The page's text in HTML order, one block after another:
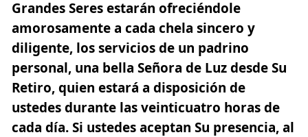
Grandes Seres estarán ofreciéndole
amorosamente a cada chela sincero y
diligente, los servicios de un padrino
personal, una bella Señora de Luz desde Su
Retiro, quien estará a disposición de
ustedes durante las veinticuatro horas de
cada día. Si ustedes aceptan Su presencia, al